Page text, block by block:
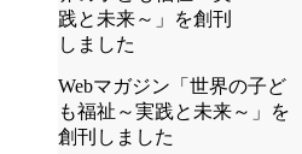
Webマガジン「世界の子ど
も福祉～実践と未来～」を
創刊しました